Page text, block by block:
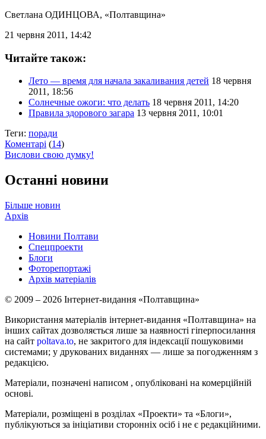
Светлана ОДИНЦОВА, «Полтавщина»
21 червня 2011, 14:42
Читайте також:
Лето — время для начала закаливания детей 18 червня
2011, 18:56
Солнечные ожоги: что делать 18 червня 2011, 14:20
Правила здорового загара 13 червня 2011, 10:01
Теги: поради
Коментарі (14)
Вислови свою думку!
Останні новини
Більше новин
Архів
Новини Полтави
Спецпроекти
Блоги
Фоторепортажі
Архів матеріалів
© 2009 – 2026 Інтернет-видання «Полтавщина»
Використання матеріалів інтернет-видання «Полтавщина» на
інших сайтах дозволяється лише за наявності гіперпосилання
на сайт poltava.to, не закритого для індексації пошуковими
системами; у друкованих виданнях — лише за погодженням з
редакцією.
Матеріали, позначені написом , опубліковані на комерційній
основі.
Матеріали, розміщені в розділах «Проекти» та «Блоги»,
публікуються за ініціативи сторонніх осіб і не є редакційними.